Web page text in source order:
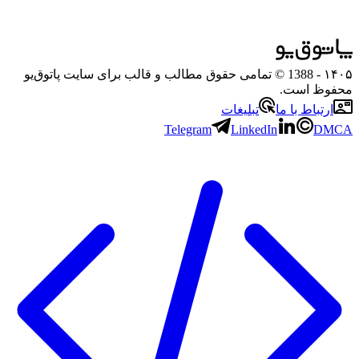
۱۴۰۵
- 1388 © تمامی حقوق مطالب و قالب برای سایت پاتوق‌یو
محفوظ است.
ارتباط با ما
تبلیغات
Telegram
LinkedIn DMCA